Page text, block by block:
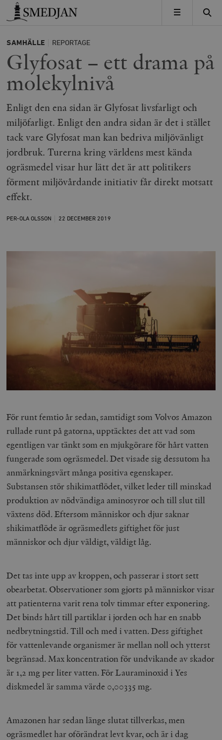
Timbro
MENY
SAMHÄLLE REPORTAGE
Glyfosat – ett drama på
molekylnivå
Enligt den ena sidan är Glyfosat livsfarligt och
miljöfarligt. Enligt den andra sidan är det i stället
tack vare Glyfosat man kan bedriva miljövänligt
jordbruk. Turerna kring världens mest kända
ogräsmedel visar hur lätt det är att politikers
förment miljövårdande initiativ får direkt motsatt
effekt.
PER-OLA OLSSON 22 DECEMBER 2019
För runt femtio år sedan, samtidigt som Volvos Amazon
rullade runt på gatorna, upptäcktes det att vad som
egentligen var tänkt som en mjukgörare för hårt vatten
fungerade som ogräsmedel. Det visade sig dessutom ha
anmärkningsvärt många positiva egenskaper.
Substansen stör shikimatflödet, vilket leder till minskad
produktion av nödvändiga aminosyror och till slut till
växtens död. Eftersom människor och djur saknar
shikimatflöde är ogräsmedlets giftighet för just
människor och djur väldigt, väldigt låg.
Det tas inte upp av kroppen, och passerar i stort sett
obearbetat. Observationer som gjorts på människor visar
att patienterna varit rena tolv timmar efter exponering.
Det binds hårt till partiklar i jorden och har en snabb
nedbrytningstid. Till och med i vatten. Dess giftighet
för vattenlevande organismer är mellan noll och ytterst
begränsad. Max koncentration för undvikande av skador
är 1,2 mg per liter vatten. För Lauraminoxid i Yes
diskmedel är samma värde 0,00335 mg.
Amazonen har sedan länge slutat tillverkas, men
ogräsmedlet har oförändrat levt kvar, och är i dag